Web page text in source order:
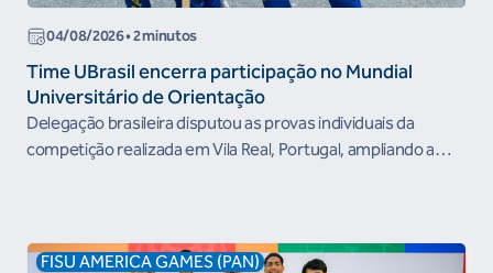
04/08/2026 • 2 minutos
Time UBrasil encerra participação no Mundial
Universitário de Orientação
Delegação brasileira disputou as provas individuais da
competição realizada em Vila Real, Portugal, ampliando a
FISU AMERICA GAMES (PAN)